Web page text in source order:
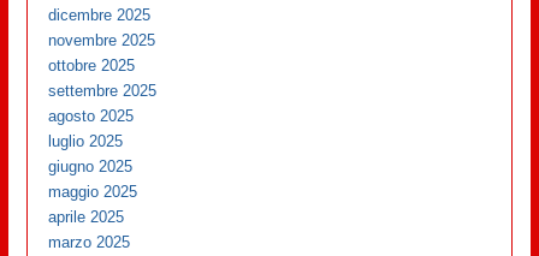
dicembre 2025
novembre 2025
ottobre 2025
settembre 2025
agosto 2025
luglio 2025
giugno 2025
maggio 2025
aprile 2025
marzo 2025